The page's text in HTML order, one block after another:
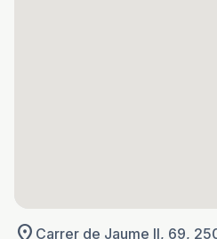
location_on Carrer de Jaume II, 69,